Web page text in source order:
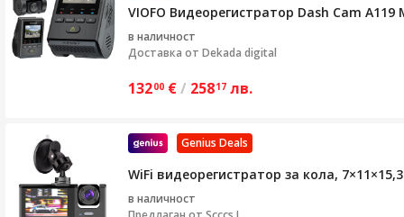
VIOFO Видеорегистратор Dash Cam A119
в наличност
Доставка от Dekada digital
13200 €/ 25817 лв.
Genius Deals
WiFi видеорегистратор за кола,
в наличност